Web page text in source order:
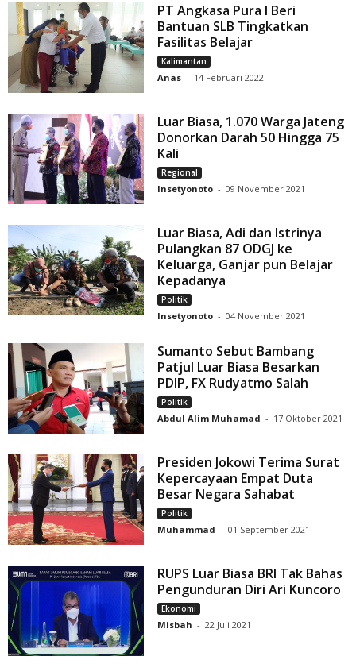
PT Angkasa Pura I Beri
Bantuan SLB Tingkatkan
Fasilitas Belajar
Kalimantan
Anas - 14 Februari 2022
Luar Biasa, 1.070 Warga Jateng
Donorkan Darah 50 Hingga 75
Kali
Regional
Insetyonoto - 09 November 2021
Luar Biasa, Adi dan Istrinya
Pulangkan 87 ODGJ ke
Keluarga, Ganjar pun Belajar
Kepadanya
Politik
Insetyonoto - 04 November 2021
Sumanto Sebut Bambang
Patjul Luar Biasa Besarkan
PDIP, FX Rudyatmo Salah
Politik
Abdul Alim Muhamad - 17 Oktober 2021
Presiden Jokowi Terima Surat
Kepercayaan Empat Duta
Besar Negara Sahabat
Politik
Muhammad - 01 September 2021
RUPS Luar Biasa BRI Tak Bahas
Pengunduran Diri Ari Kuncoro
Ekonomi
Misbah - 22 Juli 2021